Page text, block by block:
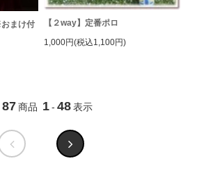
まけ付
【２way】定番ポロ
1,000円(税込1,100円)
87 商品 1 - 48 表示